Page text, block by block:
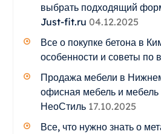
выбрать подходящий
Just-fit.ru 04.12.2025
Все о покупке бетона в
особенности и советы по
Продажа мебели в
офисная мебель и мебель
НеоСтиль 17.10.2025
Все, что нужно знать о